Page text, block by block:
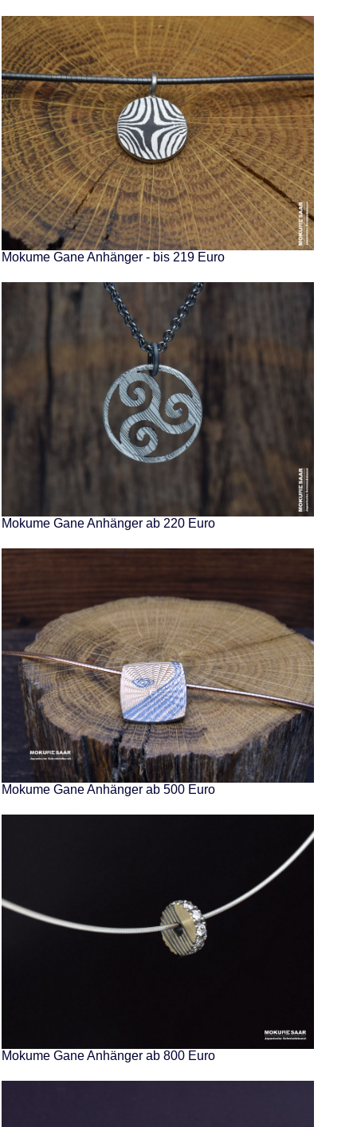
Mokume Gane Anhänger - bis 219 Euro
Mokume Gane Anhänger ab 220 Euro
Mokume Gane Anhänger ab 500 Euro
Mokume Gane Anhänger ab 800 Euro